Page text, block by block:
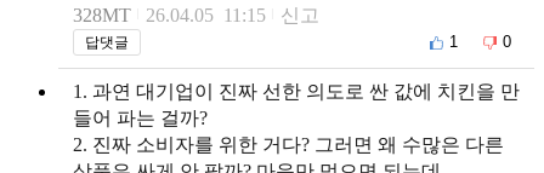
328MT
26.04.05 11:15 신고
답댓글 1 0
1. 과연 대기업이 진짜 선한 의도로 싼 값에 치킨을 만
들어 파는 걸까?
2. 진짜 소비자를 위한 거다? 그러면 왜 수많은 다른